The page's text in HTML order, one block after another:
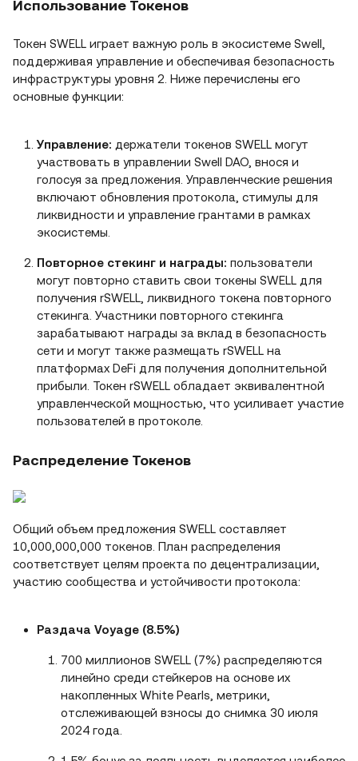
Использование Токенов
Токен SWELL играет важную роль в экосистеме Swell,
поддерживая управление и обеспечивая безопасность
инфраструктуры уровня 2. Ниже перечислены его
основные функции:
Управление: держатели токенов SWELL могут
участвовать в управлении Swell DAO, внося и
голосуя за предложения. Управленческие решения
включают обновления протокола, стимулы для
ликвидности и управление грантами в рамках
экосистемы.
Повторное стекинг и награды: пользователи
могут повторно ставить свои токены SWELL для
получения rSWELL, ликвидного токена повторного
стекинга. Участники повторного стекинга
зарабатывают награды за вклад в безопасность
сети и могут также размещать rSWELL на
платформах DeFi для получения дополнительной
прибыли. Токен rSWELL обладает эквивалентной
управленческой мощностью, что усиливает участие
пользователей в протоколе.
Распределение Токенов
Общий объем предложения SWELL составляет
10,000,000,000 токенов. План распределения
соответствует целям проекта по децентрализации,
участию сообщества и устойчивости протокола:
Раздача Voyage (8.5%)
700 миллионов SWELL (7%) распределяются
линейно среди стейкеров на основе их
накопленных White Pearls, метрики,
отслеживающей взносы до снимка 30 июля
2024 года.